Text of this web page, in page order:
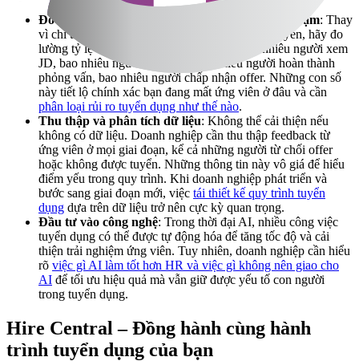
Đo lường hành trình ứng viên theo từng điểm chạm: Thay
vì chỉ theo dõi số lượng CV và số người được tuyển, hãy đo
lường tỷ lệ chuyển đổi ở mỗi giai đoạn: bao nhiêu người xem
JD, bao nhiêu người nộp đơn, bao nhiêu người hoàn thành
phỏng vấn, bao nhiêu người chấp nhận offer. Những con số
này tiết lộ chính xác bạn đang mất ứng viên ở đâu và cần
phân loại rủi ro tuyển dụng như thế nào.
Thu thập và phân tích dữ liệu: Không thể cải thiện nếu
không có dữ liệu. Doanh nghiệp cần thu thập feedback từ
ứng viên ở mọi giai đoạn, kể cả những người từ chối offer
hoặc không được tuyển. Những thông tin này vô giá để hiểu
điểm yếu trong quy trình. Khi doanh nghiệp phát triển và
bước sang giai đoạn mới, việc tái thiết kế quy trình tuyển
dụng dựa trên dữ liệu trở nên cực kỳ quan trọng.
Đầu tư vào công nghệ: Trong thời đại AI, nhiều công việc
tuyển dụng có thể được tự động hóa để tăng tốc độ và cải
thiện trải nghiệm ứng viên. Tuy nhiên, doanh nghiệp cần hiểu
rõ việc gì AI làm tốt hơn HR và việc gì không nên giao cho
AI để tối ưu hiệu quả mà vẫn giữ được yếu tố con người
trong tuyển dụng.
Hire Central – Đồng hành cùng hành
trình tuyển dụng của bạn